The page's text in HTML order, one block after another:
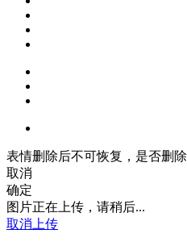
表情删除后不可恢复，是否删除
取消
确定
图片正在上传，请稍后...
取消上传